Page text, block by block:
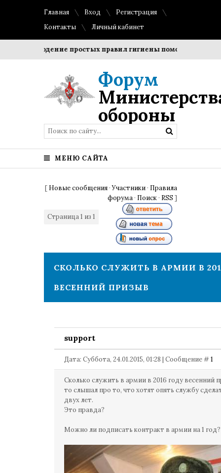
Главная Вход
Регистрация
Контакты
Личный кабинет
Соблюдение простых правил гигиены помогает
Форум
обороны
МЕНЮ САЙТА
[ Новые сообщения ·Участники · Правила
форума · Поиск · RSS ]
Страница1 из 1
СКОЛЬКО СЛУЖИТЬ В АРМИИ В
ВЕСЕННИЙ ПРИЗЫВ
support
Дата: Суббота, 24.01.2015, 01:28 | Сообщение #1
Сколько служить в армии в 2016 году весенний
то слышал про то, что хотят опять службу
двух лет.
Это правда?
Можно ли подписать контракт в армии на 1 год?